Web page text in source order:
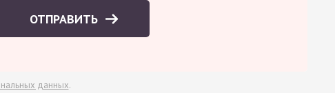
ОТПРАВИТЬ
данных.